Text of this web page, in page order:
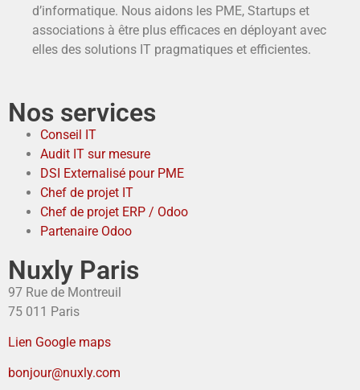
d’informatique. Nous aidons les PME, Startups et
associations à être plus efficaces en déployant avec
elles des solutions IT pragmatiques et efficientes.
Nos services
Conseil IT
Audit IT sur mesure
DSI Externalisé pour PME
Chef de projet IT
Chef de projet ERP / Odoo
Partenaire Odoo
Nuxly Paris
97 Rue de Montreuil
75 011 Paris
Lien Google maps
bonjour@nuxly.com